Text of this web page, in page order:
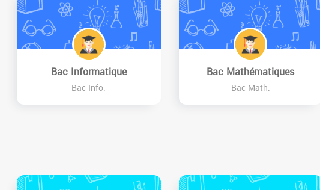
Bac Informatique
Bac-Info.
Bac Mathématiques
Bac-Math.